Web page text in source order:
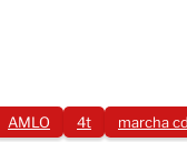
AMLO 4t marcha